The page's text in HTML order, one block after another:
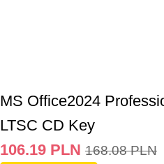
MS Office2024
LTSC CD Key
106.19 PLN 168.08 PLN